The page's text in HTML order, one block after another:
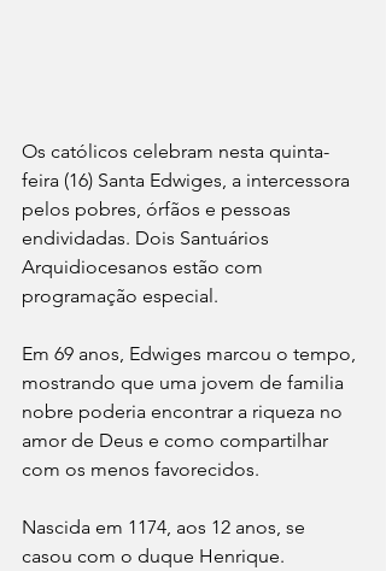
Os católicos celebram nesta quinta-
feira (16) Santa Edwiges, a intercessora
pelos pobres, órfãos e pessoas
endividadas. Dois Santuários
Arquidiocesanos estão com
programação especial.
Em 69 anos, Edwiges marcou o tempo,
mostrando que uma jovem de familia
nobre poderia encontrar a riqueza no
amor de Deus e como compartilhar
com os menos favorecidos.
Nascida em 1174, aos 12 anos, se
casou com o duque Henrique.